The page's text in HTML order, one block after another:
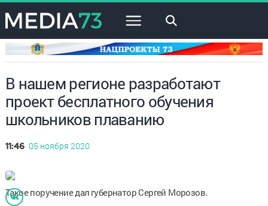
×
В нашем регионе разработают
проект бесплатного обучения
школьников плаванию
11:46 05 ноября 2020
Такое поручение дал губернатор Сергей Морозов.